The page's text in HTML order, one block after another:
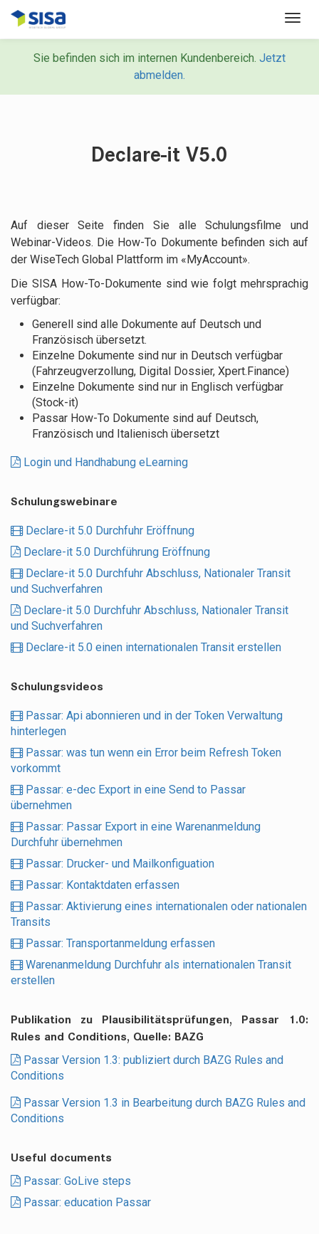
Sie befinden sich im internen Kundenbereich. Jetzt
abmelden.
Declare-it V5.0
Auf dieser Seite finden Sie alle Schulungsfilme und
Webinar-Videos. Die How-To Dokumente befinden sich auf
der WiseTech Global Plattform im «MyAccount».
Die SISA How-To-Dokumente sind wie folgt mehrsprachig
verfügbar:
Generell sind alle Dokumente auf Deutsch und
Französisch übersetzt.
Einzelne Dokumente sind nur in Deutsch verfügbar
(Fahrzeugverzollung, Digital Dossier, Xpert.Finance)
Einzelne Dokumente sind nur in Englisch verfügbar
(Stock-it)
Passar How-To Dokumente sind auf Deutsch,
Französisch und Italienisch übersetzt
Login und Handhabung eLearning
Schulungswebinare
Declare-it 5.0 Durchfuhr Eröffnung
Declare-it 5.0 Durchführung Eröffnung
Declare-it 5.0 Durchfuhr Abschluss, Nationaler Transit
und Suchverfahren
Declare-it 5.0 Durchfuhr Abschluss, Nationaler Transit
und Suchverfahren
Declare-it 5.0 einen internationalen Transit erstellen
Schulungsvideos
Passar: Api abonnieren und in der Token Verwaltung
hinterlegen
Passar: was tun wenn ein Error beim Refresh Token
vorkommt
Passar: e-dec Export in eine Send to Passar
übernehmen
Passar: Passar Export in eine Warenanmeldung
Durchfuhr übernehmen
Passar: Drucker- und Mailkonfiguation
Passar: Kontaktdaten erfassen
Passar: Aktivierung eines internationalen oder nationalen
Transits
Passar: Transportanmeldung erfassen
Warenanmeldung Durchfuhr als internationalen Transit
erstellen
Publikation zu Plausibilitätsprüfungen, Passar 1.0:
Rules and Conditions, Quelle: BAZG
Passar Version 1.3: publiziert durch BAZG Rules and
Conditions
Passar Version 1.3 in Bearbeitung durch BAZG Rules and
Conditions
Useful documents
Passar: GoLive steps
Passar: education Passar